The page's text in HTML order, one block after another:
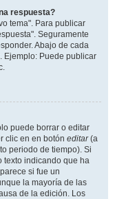
respuesta?
tema". Para publicar
Seguramente
Abajo de cada
Ejemplo: Puede publicar
puede borrar o editar
clic en en botón editar(a
periodo de tiempo). Si
texto indicando que ha
si fue un
la mayoría de las
de la edición. Los